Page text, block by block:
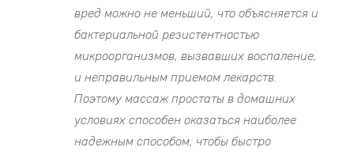
вред можно не меньший, что объясняется и
бактериальной резистентностью
микроорганизмов, вызвавших воспаление,
и неправильным приемом лекарств.
Поэтому массаж простаты в домашних
условиях способен оказаться наиболее
надежным способом, чтобы быстро